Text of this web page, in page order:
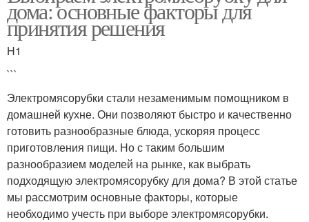
дома: основные факторы для
принятия решения
H1
```
Электромясорубки стали незаменимым помощником в
домашней кухне. Они позволяют быстро и качественно
готовить разнообразные блюда, ускоряя процесс
приготовления пищи. Но с таким большим
разнообразием моделей на рынке, как выбрать
подходящую электромясорубку для дома? В этой статье
мы рассмотрим основные факторы, которые
необходимо учесть при выборе электромясорубки.